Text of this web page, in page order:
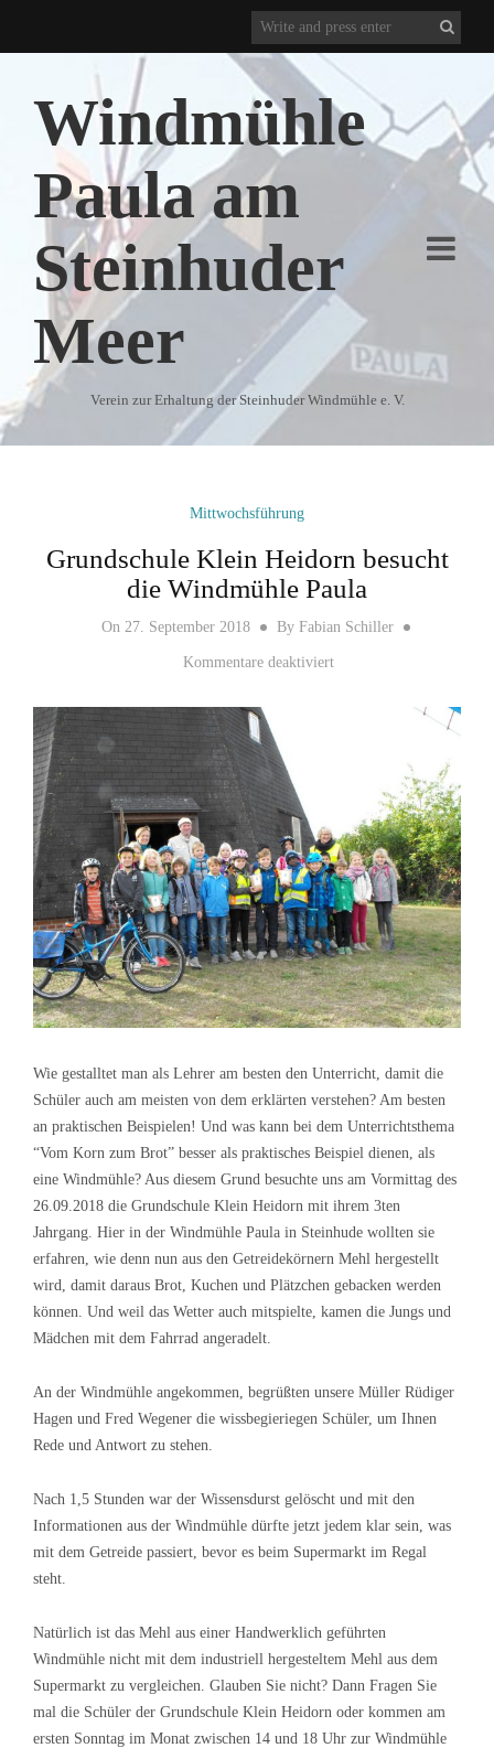
Windmühle
Paula am
Steinhuder
Meer
Verein zur Erhaltung der Steinhuder Windmühle e. V.
Mittwochsführung
Grundschule Klein Heidorn besucht
die Windmühle Paula
On27. September 2018 By Fabian Schiller
Kommentare deaktiviertfür Grundschule Klein
Wie gestalltet man als Lehrer am besten den Unterricht, damit die
Schüler auch am meisten von dem erklärten verstehen? Am besten
an praktischen Beispielen! Und was kann bei dem Unterrichtsthema
“Vom Korn zum Brot” besser als praktisches Beispiel dienen, als
eine Windmühle? Aus diesem Grund besuchte uns am Vormittag des
26.09.2018 die Grundschule Klein Heidorn mit ihrem 3ten
Jahrgang. Hier in der Windmühle Paula in Steinhude wollten sie
erfahren, wie denn nun aus den Getreidekörnern Mehl hergestellt
wird, damit daraus Brot, Kuchen und Plätzchen gebacken werden
können. Und weil das Wetter auch mitspielte, kamen die Jungs und
Mädchen mit dem Fahrrad angeradelt.
An der Windmühle angekommen, begrüßten unsere Müller Rüdiger
Hagen und Fred Wegener die wissbegieriegen Schüler, um Ihnen
Rede und Antwort zu stehen.
Nach 1,5 Stunden war der Wissensdurst gelöscht und mit den
Informationen aus der Windmühle dürfte jetzt jedem klar sein, was
mit dem Getreide passiert, bevor es beim Supermarkt im Regal
steht.
Natürlich ist das Mehl aus einer Handwerklich geführten
Windmühle nicht mit dem industriell hergesteltem Mehl aus dem
Supermarkt zu vergleichen. Glauben Sie nicht? Dann Fragen Sie
mal die Schüler der Grundschule Klein Heidorn oder kommen am
ersten Sonntag im Monat zwischen 14 und 18 Uhr zur Windmühle